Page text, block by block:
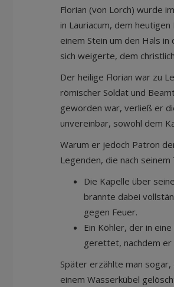
Florian (von Lorch) wurde
in Lauriacum, dem
einem Stein um den Hals
sich weigerte, dem
Der heilige Florian war zu
römischer Soldat und
geworden war, verließ er
unvereinbar, sowohl dem
Warum er jedoch Patron
Legenden, die nach
Die Kapelle über
brannte dabei
gegen Feuer.
Ein Köhler, der in
gerettet, nachdem er
Später erzählte man
einem Wasserkübel